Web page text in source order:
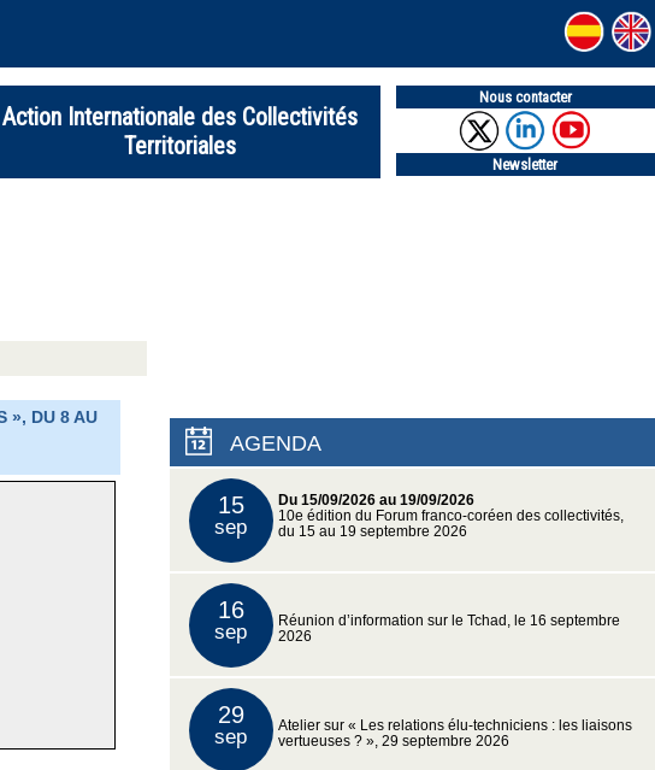
Action Internationale des Collectivités
Territoriales
Nous contacter
Newsletter
», DU 8 AU
AGENDA
15
sep
Du 15/09/2026 au 19/09/2026
10e édition du Forum franco-coréen des collectivités,
du 15 au 19 septembre 2026
16
sep
Réunion d’information sur le Tchad, le 16 septembre
2026
29
sep
Atelier sur « Les relations élu-techniciens : les liaisons
vertueuses ? », 29 septembre 2026